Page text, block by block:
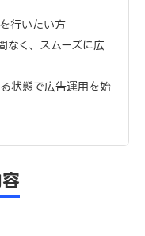
行いたい方
なく、スムーズに広
状態で広告運用を始